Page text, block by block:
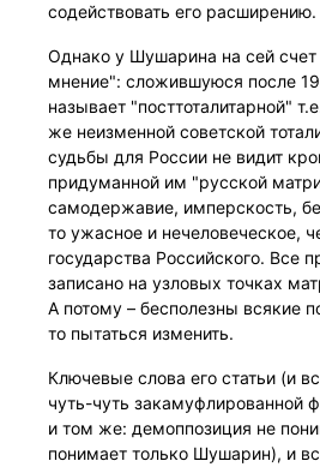
содействовать его расширению.
Однако у Шушарина на сей счет
мнение": сложившуюся после
называет "посттоталитарной"
же неизменной советской
судьбы для России не видит
придуманной им "русской
самодержавие, имперскость,
то ужасное и нечеловеческое,
государства Российского. Все
записано на узловых точках
А потому – бесполезны всякие
то пытаться изменить.
Ключевые слова его статьи (и
чуть-чуть закамуфлированной
и том же: демоппозиция не
понимает только Шушарин), и